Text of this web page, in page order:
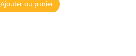
Ajouter au panier